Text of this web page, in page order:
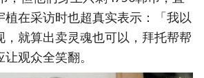
植在采访时也超真实表示：「我以
，就算出卖灵魂也可以，拜托帮帮
观众全笑翻。